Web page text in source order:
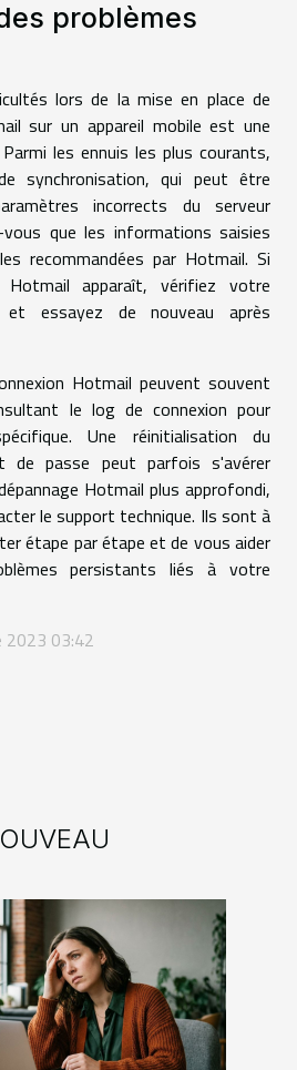
problèmes
lors de la mise en place de
sur un appareil mobile est une
les ennuis les plus courants,
synchronisation, qui peut être
incorrects du serveur
vous que les informations saisies
recommandées par Hotmail. Si
Hotmail apparaît, vérifiez votre
et essayez de nouveau après
Hotmail peuvent souvent
le log de connexion pour
Une réinitialisation du
passe peut parfois s'avérer
Hotmail plus approfondi,
le support technique. Ils sont à
étape par étape et de vous aider
persistants liés à votre
2023 03:42